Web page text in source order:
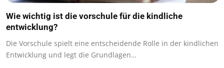
Wie wichtig ist die vorschule für die kindliche
entwicklung?
Die Vorschule spielt eine entscheidende Rolle in der kindlichen
Entwicklung und legt die Grundlagen…